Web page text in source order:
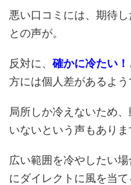
悪い口コミには、期待
との声が。
反対に、確かに冷たい！
方には個人差があるよう
局所しか冷えないため
いないという声もありま
広い範囲を冷やしたい
にダイレクトに風を当て